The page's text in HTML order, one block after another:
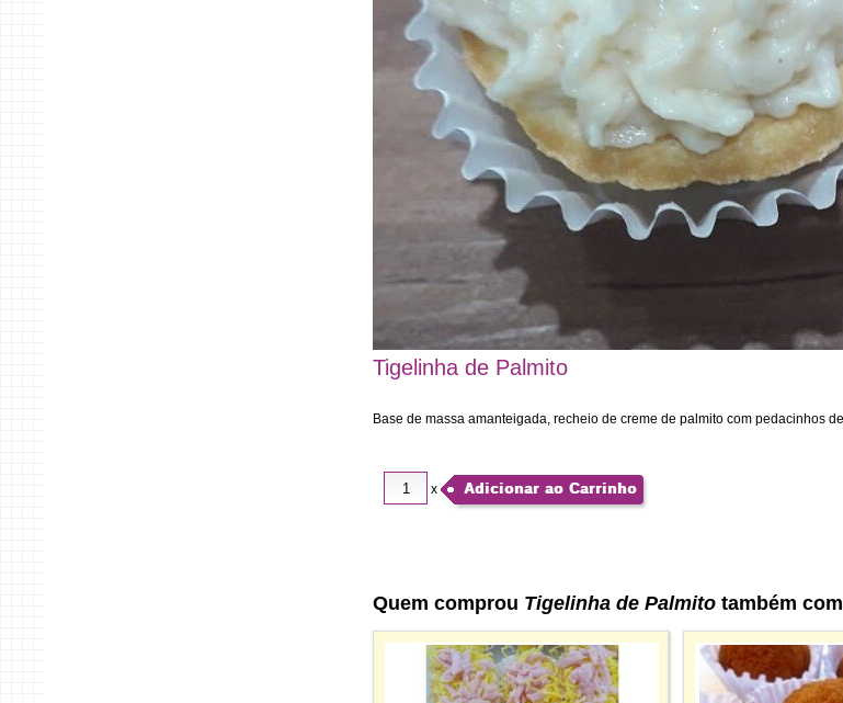
Tigelinha de Palmito
Base de massa amanteigada, recheio de creme de palmito com pedacinhos
x Adicionar ao Carrinho
Quem comprou Tigelinha de Palmito também